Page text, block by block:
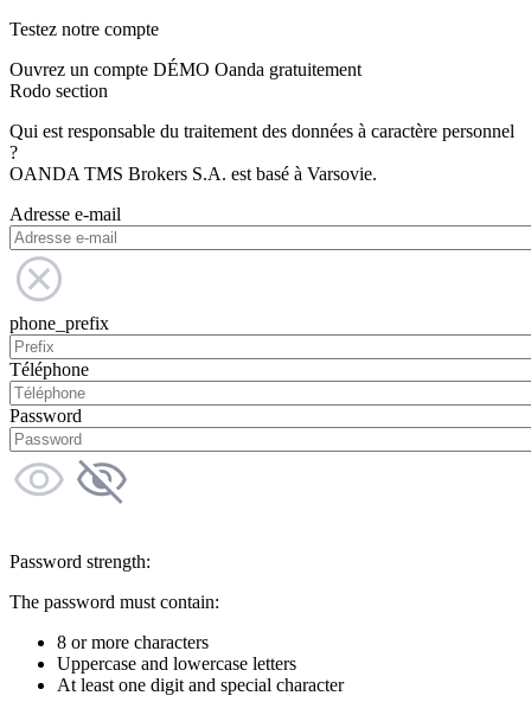
Testez notre compte
Ouvrez un compte DÉMO Oanda gratuitement
Rodo section
Qui est responsable du traitement des données à caractère personnel
?
OANDA TMS Brokers S.A. est basé à Varsovie.
Adresse e-mail
phone_prefix
Téléphone
Password
Password strength:
The password must contain:
8 or more characters
Uppercase and lowercase letters
At least one digit and special character